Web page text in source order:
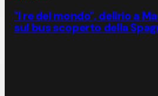
"I re del mondo", delirio a
sul bus scoperto della